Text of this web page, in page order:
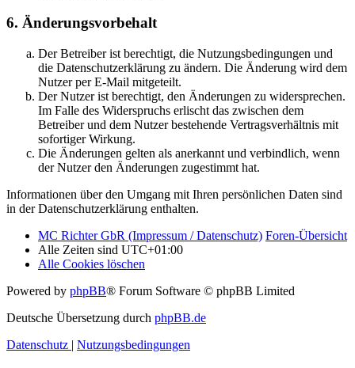
6. Änderungsvorbehalt
Der Betreiber ist berechtigt, die Nutzungsbedingungen und
die Datenschutzerklärung zu ändern. Die Änderung wird dem
Nutzer per E-Mail mitgeteilt.
Der Nutzer ist berechtigt, den Änderungen zu widersprechen.
Im Falle des Widerspruchs erlischt das zwischen dem
Betreiber und dem Nutzer bestehende Vertragsverhältnis mit
sofortiger Wirkung.
Die Änderungen gelten als anerkannt und verbindlich, wenn
der Nutzer den Änderungen zugestimmt hat.
Informationen über den Umgang mit Ihren persönlichen Daten sind
in der Datenschutzerklärung enthalten.
MC Richter GbR (Impressum / Datenschutz) Foren-Übersicht
Alle Zeiten sind UTC+01:00
Alle Cookies löschen
Powered by phpBB® Forum Software © phpBB Limited
Deutsche Übersetzung durch phpBB.de
Datenschutz | Nutzungsbedingungen